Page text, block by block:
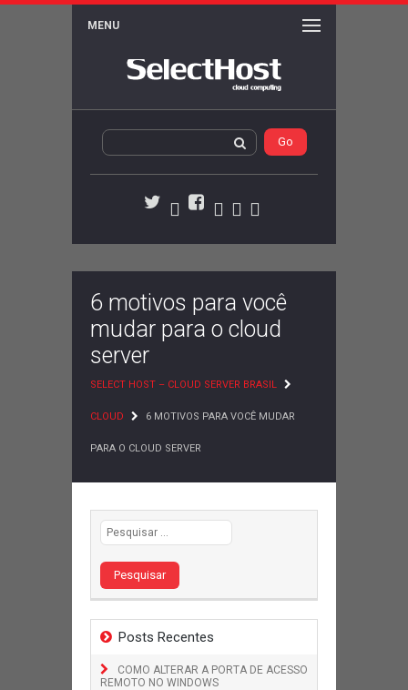
MENU
Twitter
WordPress
Facebook
ActivityMembers
6 motivos para você
mudar para o cloud
server
SELECT HOST – CLOUD SERVER BRASIL
CLOUD 6 MOTIVOS PARA VOCÊ MUDAR
PARA O CLOUD SERVER
Pesquisar por:
Posts Recentes
COMO ALTERAR A PORTA DE ACESSO
REMOTO NO WINDOWS